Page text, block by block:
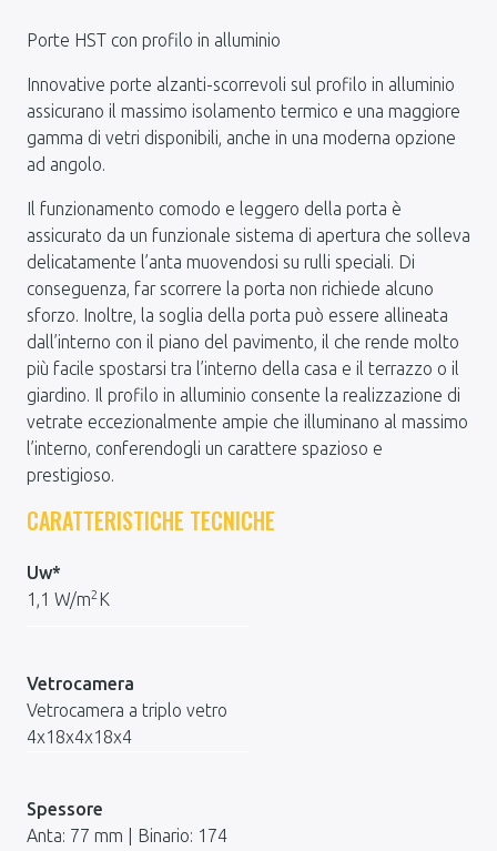
Porte HST con profilo in alluminio
Innovative porte alzanti-scorrevoli sul profilo in alluminio
assicurano il massimo isolamento termico e una maggiore
gamma di vetri disponibili, anche in una moderna opzione
ad angolo.
Il funzionamento comodo e leggero della porta è
assicurato da un funzionale sistema di apertura che solleva
delicatamente l’anta muovendosi su rulli speciali. Di
conseguenza, far scorrere la porta non richiede alcuno
sforzo. Inoltre, la soglia della porta può essere allineata
dall’interno con il piano del pavimento, il che rende molto
più facile spostarsi tra l’interno della casa e il terrazzo o il
giardino. Il profilo in alluminio consente la realizzazione di
vetrate eccezionalmente ampie che illuminano al massimo
l’interno, conferendogli un carattere spazioso e
prestigioso.
CARATTERISTICHE TECNICHE
Uw*
1,1 W/m2 K
Vetrocamera
Vetrocamera a triplo vetro
4x18x4x18x4
Spessore
Anta: 77 mm | Binario: 174